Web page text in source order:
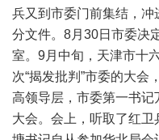
兵又到市委门前集结，
分文件。8月30日市委决
室。9月中旬，天津市十
次“揭发批判”市委的大会
高领导层，市委第一书记
大会。会上，听取了红